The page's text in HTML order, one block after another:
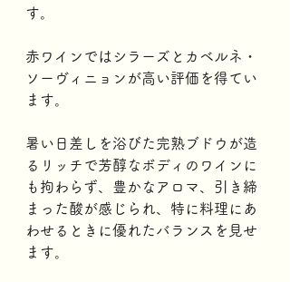
す。
赤ワインではシラーズとカベルネ・
ソーヴィニョンが高い評価を得てい
ます。
暑い日差しを浴びた完熟ブドウが造
るリッチで芳醇なボディのワインに
も拘わらず、豊かなアロマ、引き締
まった酸が感じられ、特に料理にあ
わせるときに優れたバランスを見せ
ます。